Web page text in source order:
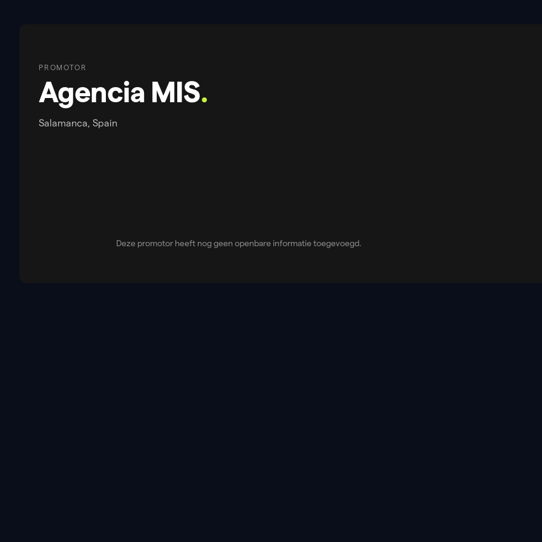
PROMOTOR
Agencia MIS.
Salamanca, Spain
Deze promotor heeft nog geen openbare informatie toegevoegd.